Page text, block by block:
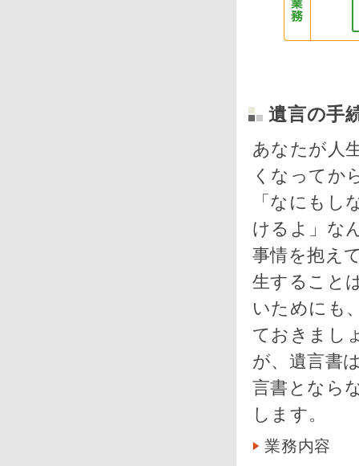
遺言の手
あなたが人
くなってか
「なにもし
けるよ」な
事情を抱え
生すること
いためにも
ておきまし
が、遺言書
言書となら
します。
業務内容